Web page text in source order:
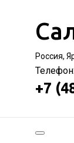
Россия,
Телефон:
+7